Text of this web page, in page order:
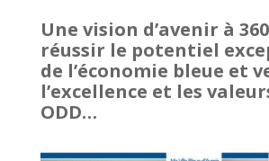
Une vision d’avenir à
réussir le potentiel
de l’économie bleue et
l’excellence et les
ODD…